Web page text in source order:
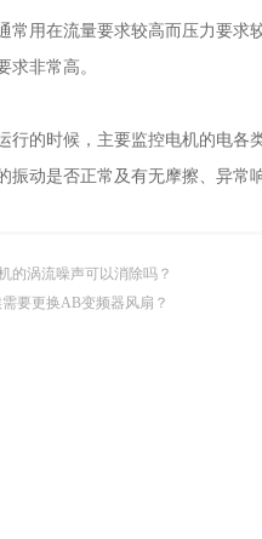
用在流量要求较高而压力要求
求非常高。
的时候，主要监控电机的电各类
振动是否正常及有无摩擦、异常响
的涡流噪声可以消除吗？
要更换AB变频器风扇？